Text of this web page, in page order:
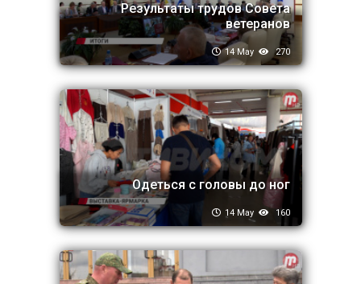
Результаты трудов Совета
ветеранов
14 May 270
Одеться с головы до ног
14 May 160